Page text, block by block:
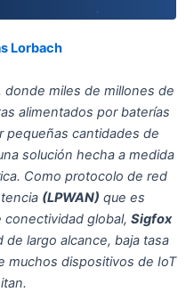
Lorbach
donde miles de millones de
alimentados por baterías
pequeñas cantidades de
solución hecha a medida
Como protocolo de red
(LPWAN) que es
global, Sigfox
largo alcance, baja tasa
muchos dispositivos de IoT